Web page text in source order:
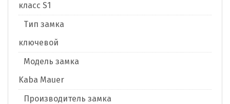
класс S1
Тип замка
ключевой
Модель замка
Kaba Mauer
Производитель замка